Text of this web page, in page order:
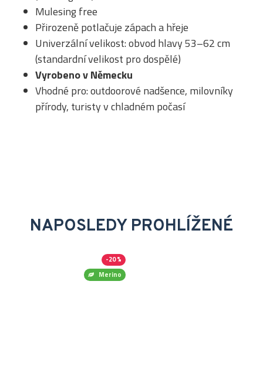
Mulesing free
Přirozeně potlačuje zápach a hřeje
Univerzální velikost: obvod hlavy 53–62 cm
(standardní velikost pro dospělé)
Vyrobeno v Německu
Vhodné pro: outdoorové nadšence, milovníky
přírody, turisty v chladném počasí
NAPOSLEDY PROHLÍŽENÉ
Merino
-20 %